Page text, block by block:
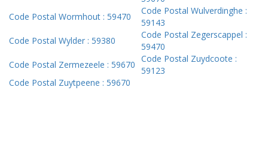
Code Postal Wormhout : 59470
Code Postal Wulverdinghe :
59143
Code Postal Wylder : 59380
Code Postal Zegerscappel :
59470
Code Postal Zermezeele : 59670
Code Postal Zuydcoote :
59123
Code Postal Zuytpeene : 59670